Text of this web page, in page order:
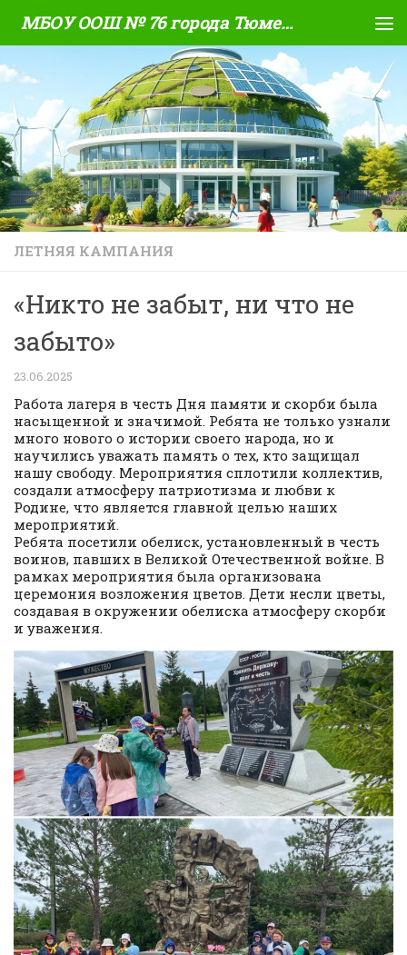
Skip to content МБОУ ООШ № 76 города Тюмени
ЛЕТНЯЯ КАМПАНИЯ
«Никто не забыт, ни что не
забыто»
23.06.2025
Работа лагеря в честь Дня памяти и скорби была
насыщенной и значимой. Ребята не только узнали
много нового о истории своего народа, но и
научились уважать память о тех, кто защищал
нашу свободу. Мероприятия сплотили коллектив,
создали атмосферу патриотизма и любви к
Родине, что является главной целью наших
мероприятий.
Ребята посетили обелиск, установленный в честь
воинов, павших в Великой Отечественной войне. В
рамках мероприятия была организована
церемония возложения цветов. Дети несли цветы,
создавая в окружении обелиска атмосферу скорби
и уважения.